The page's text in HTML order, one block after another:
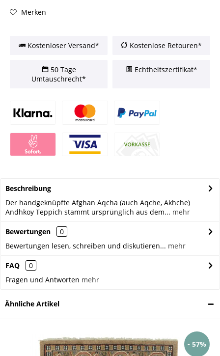
Merken
Kostenloser Versand* Kostenlose Retouren*
50 Tage
Umtauschrecht*
Echtheitszertifikat*
Beschreibung
Der handgeknüpfte Afghan Aqcha (auch Aqche, Akhche)
Andhkoy Teppich stammt ursprünglich aus dem... mehr
Bewertungen
0
Bewertungen lesen, schreiben und diskutieren... mehr
FAQ
0
Fragen und Antworten mehr
Ähnliche Artikel
- 57%